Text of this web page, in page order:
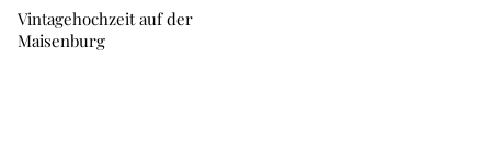
Vintagehochzeit auf der
Maisenburg